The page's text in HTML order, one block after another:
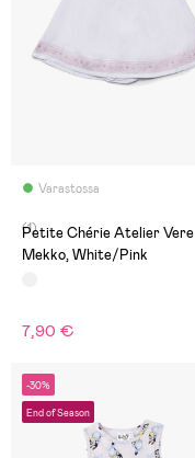
Varastossa
(1)
Petite Chérie Atelier Vere
Mekko, White/Pink
7,90 €
-30%
End of Season